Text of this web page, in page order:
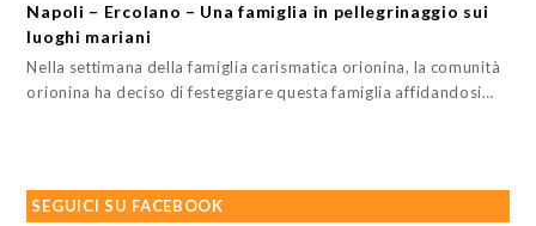
Napoli – Ercolano – Una famiglia in pellegrinaggio sui
luoghi mariani
Nella settimana della famiglia carismatica orionina, la comunità
orionina ha deciso di festeggiare questa famiglia affidandosi…
SEGUICI SU FACEBOOK